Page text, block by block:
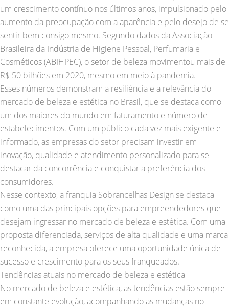
um crescimento contínuo nos últimos anos, impulsionado pelo
aumento da preocupação com a aparência e pelo desejo de se
sentir bem consigo mesmo. Segundo dados da Associação
Brasileira da Indústria de Higiene Pessoal, Perfumaria e
Cosméticos (ABIHPEC), o setor de beleza movimentou mais de
R$ 50 bilhões em 2020, mesmo em meio à pandemia.
Esses números demonstram a resiliência e a relevância do
mercado de beleza e estética no Brasil, que se destaca como
um dos maiores do mundo em faturamento e número de
estabelecimentos. Com um público cada vez mais exigente e
informado, as empresas do setor precisam investir em
inovação, qualidade e atendimento personalizado para se
destacar da concorrência e conquistar a preferência dos
consumidores.
Nesse contexto, a franquia Sobrancelhas Design se destaca
como uma das principais opções para empreendedores que
desejam ingressar no mercado de beleza e estética. Com uma
proposta diferenciada, serviços de alta qualidade e uma marca
reconhecida, a empresa oferece uma oportunidade única de
sucesso e crescimento para os seus franqueados.
Tendências atuais no mercado de beleza e estética
No mercado de beleza e estética, as tendências estão sempre
em constante evolução, acompanhando as mudanças no